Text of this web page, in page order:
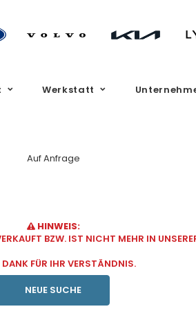
Werkstatt
Auf Anfrage
HINWEIS:
BZW. IST NICHT MEHR IN
DANK FÜR IHR VERSTÄNDNIS.
NEUE SUCHE